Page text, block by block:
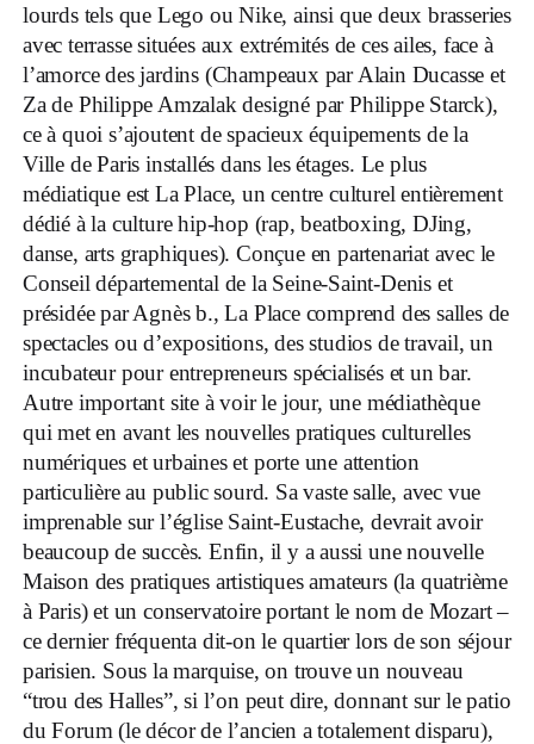
lourds tels que Lego ou Nike, ainsi que deux brasseries
avec terrasse situées aux extrémités de ces ailes, face à
l’amorce des jardins (Champeaux par Alain Ducasse et
Za de Philippe Amzalak designé par Philippe Starck),
ce à quoi s’ajoutent de spacieux équipements de la
Ville de Paris installés dans les étages. Le plus
médiatique est La Place, un centre culturel entièrement
dédié à la culture hip-hop (rap, beatboxing, DJing,
danse, arts graphiques). Conçue en partenariat avec le
Conseil départemental de la Seine-Saint-Denis et
présidée par Agnès b., La Place comprend des salles de
spectacles ou d’expositions, des studios de travail, un
incubateur pour entrepreneurs spécialisés et un bar.
Autre important site à voir le jour, une médiathèque
qui met en avant les nouvelles pratiques culturelles
numériques et urbaines et porte une attention
particulière au public sourd. Sa vaste salle, avec vue
imprenable sur l’église Saint-Eustache, devrait avoir
beaucoup de succès. Enfin, il y a aussi une nouvelle
Maison des pratiques artistiques amateurs (la quatrième
à Paris) et un conservatoire portant le nom de Mozart –
ce dernier fréquenta dit-on le quartier lors de son séjour
parisien. Sous la marquise, on trouve un nouveau
“trou des Halles”, si l’on peut dire, donnant sur le patio
du Forum (le décor de l’ancien a totalement disparu),